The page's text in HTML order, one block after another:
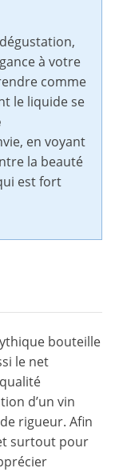
à votre
comme
le liquide se
en voyant
la beauté
est fort
bouteille
le net
d’un vin
rigueur. Afin
surtout pour